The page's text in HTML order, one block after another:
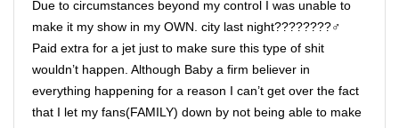
Due to circumstances beyond my control I was unable to
make it my show in my OWN. city last night????????‍♂️
Paid extra for a jet just to make sure this type of shit
wouldn’t happen. Although Baby a firm believer in
everything happening for a reason I can’t get over the fact
that I let my fans(FAMILY) down by not being able to make